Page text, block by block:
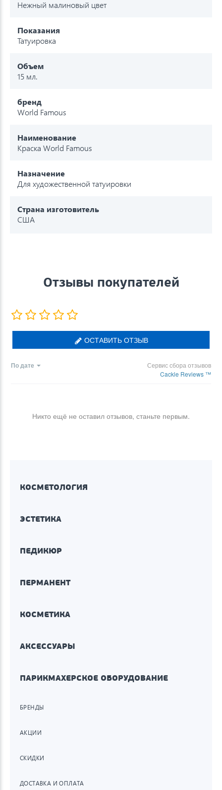
Нежный малиновый цвет
Показания
Татуировка
Объем
15 мл.
бренд
World Famous
Наименование
Краска World Famous
Назначение
Для художественной татуировки
Страна изготовитель
США
Отзывы покупателей
ОСТАВИТЬ ОТЗЫВ
По дате
Сервис сбора отзывов
Cackle Reviews ™
Никто ещё не оставил отзывов, станьте первым.
КОСМЕТОЛОГИЯ
ЭСТЕТИКА
ПЕДИКЮР
ПЕРМАНЕНТ
КОСМЕТИКА
АКСЕССУАРЫ
ПАРИКМАХЕРСКОЕ ОБОРУДОВАНИЕ
БРЕНДЫ
АКЦИИ
СКИДКИ
ДОСТАВКА И ОПЛАТА